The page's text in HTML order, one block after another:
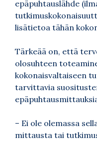
epäpuhtauslähde
lisätietoa tähän
Tärkeää on, että
olosuhteen
kokonaisvaltaiseen
tarvittavia
– Ei ole olemassa
mittausta tai